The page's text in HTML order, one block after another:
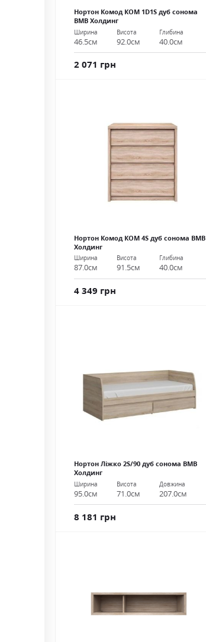
Нортон Комод КОМ 1D1S дуб сонома
ВМВ Холдинг
Ширина
46.5см
Висота
92.0см
Глибина
40.0см
2 071 грн
Нортон Комод КОМ 4S дуб сонома ВМВ
Холдинг
Ширина
87.0см
Висота
91.5см
Глибина
40.0см
4 349 грн
Нортон Ліжко 2S/90 дуб сонома ВМВ
Холдинг
Ширина
95.0см
Висота
71.0см
Довжина
207.0см
8 181 грн